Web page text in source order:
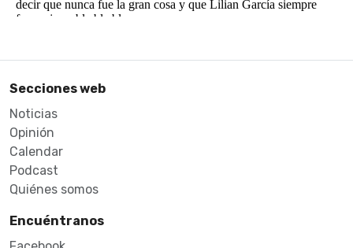
Secciones web
Noticias
Opinión
Calendar
Podcast
Quiénes somos
Encuéntranos